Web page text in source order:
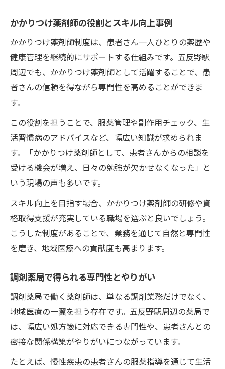
かかりつけ薬剤師の役割とスキル向上事例
かかりつけ薬剤師制度は、患者さん一人ひとりの薬歴や
健康管理を継続的にサポートする仕組みです。五反野駅
周辺でも、かかりつけ薬剤師として活躍することで、患
者さんの信頼を得ながら専門性を高めることができま
す。
この役割を担うことで、服薬管理や副作用チェック、生
活習慣病のアドバイスなど、幅広い知識が求められま
す。「かかりつけ薬剤師として、患者さんからの相談を
受ける機会が増え、日々の勉強が欠かせなくなった」と
いう現場の声も多いです。
スキル向上を目指す場合、かかりつけ薬剤師の研修や資
格取得支援が充実している職場を選ぶと良いでしょう。
こうした制度があることで、業務を通じて自然と専門性
を磨き、地域医療への貢献度も高まります。
調剤薬局で得られる専門性とやりがい
調剤薬局で働く薬剤師は、単なる調剤業務だけでなく、
地域医療の一翼を担う存在です。五反野駅周辺の薬局で
は、幅広い処方箋に対応できる専門性や、患者さんとの
密接な関係構築がやりがいにつながっています。
たとえば、慢性疾患の患者さんの服薬指導を通じて生活